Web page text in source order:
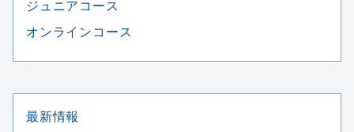
ジュニアコース
オンラインコース
最新情報